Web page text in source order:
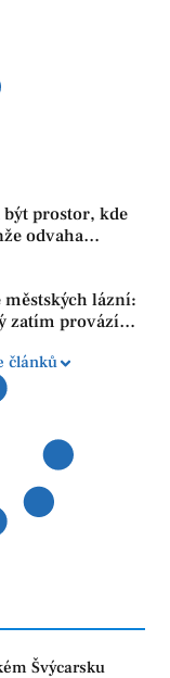
prostor, kde
odvaha
udělat chybu.
lázní:
zatím provází
článků
Švýcarsku